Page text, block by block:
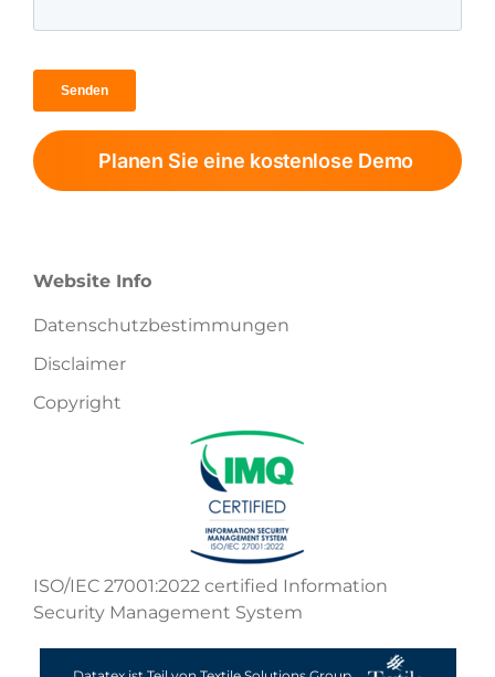
Planen Sie eine kostenlose Demo
Website Info
Datenschutzbestimmungen
Disclaimer
Copyright
ISO/IEC 27001:2022 certified Information
Security Management System